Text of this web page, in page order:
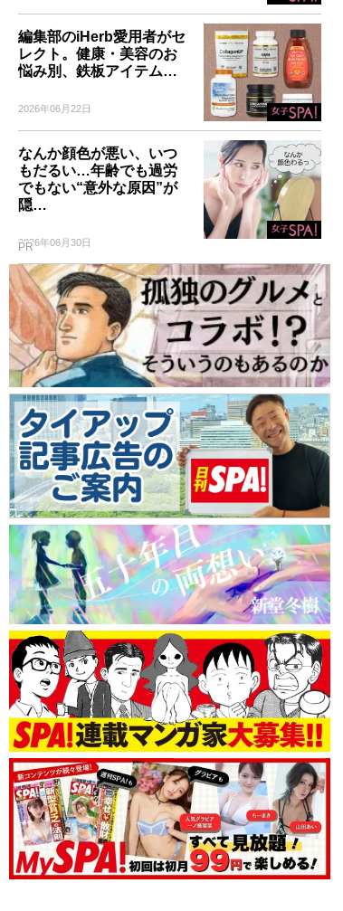
編集部のiHerb愛用者がセ
レクト。健康・美容のお
悩み別、鉄板アイテム…
2026年06月22日
なんか顔色が悪い、いつ
もだるい…年齢でも過労
でもない“意外な原因”が
隠…
2026年06月30日
PR